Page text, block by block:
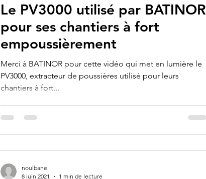
Le PV3000 utilisé par BATINOR
pour ses chantiers à fort
empoussièrement
Merci à BATINOR pour cette vidéo qui met en lumière le
PV3000, extracteur de poussières utilisé pour leurs
chantiers à fort...
noulbane
8 juin 2021
1 min de lecture